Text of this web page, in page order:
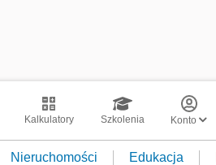
Kalkulatory Szkolenia Konto
Nieruchomości Edukacja